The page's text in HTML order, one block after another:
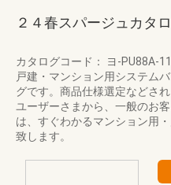
２４春スパージュカタ
カタログコード： ヨ-PU88A-11
戸建・マンション用システム
グです。商品仕様選定などさ
ユーザーさまから、一般のお
は、すぐわかるマンション用
致します。